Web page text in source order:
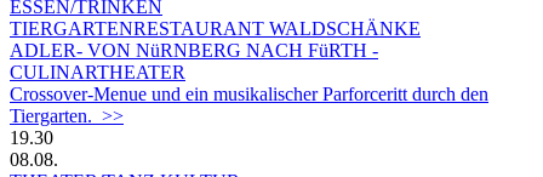
ESSEN/TRINKEN
TIERGARTEN­RESTAURANT WALDSCHÄNKE
ADLER- VON NüRNBERG NACH FüRTH -
CULINARTHEATER
Crossover-Menue und ein musikalischer Parforceritt durch den
Tiergarten. >>
19.30
08.08.